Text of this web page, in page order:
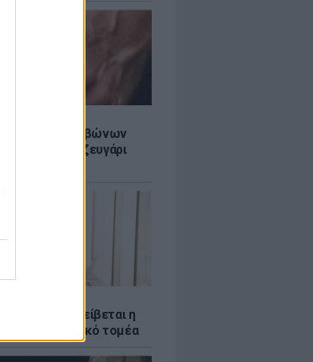
αρραβώνων
διάσημο ζευγάρι
Πώς αμείβεται η
στον ιδιωτικό τομέα